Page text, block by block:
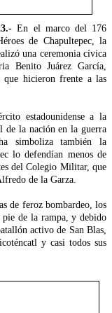
En el marco del 176
de Chapultepec, la
una ceremonia cívica
Benito Juárez García,
hicieron frente a las
estadounidense a la
de la nación en la guerra
simboliza también la
lo defendían menos de
del Colegio Militar, que
de la Garza.
de feroz bombardeo, los
pie de la rampa, y debido
activo de San Blas,
y casi todos sus